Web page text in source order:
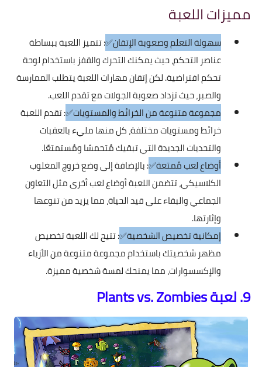
مميزات اللعبة
سهولة التعلم وصعوبة الإتقان✅: تتميز اللعبة ببساطة
عناصر التحكم، حيث يمكنك التحرك والقفز باستخدام لوحة
تحكم افتراضية. لكن إتقان مهارات اللعبة يتطلب الممارسة
والصبر، حيث تزداد صعوبة الجولات مع تقدم اللعب.
مجموعة متنوعة من الخرائط والمستويات✅: تقدم اللعبة
خرائط ومستويات مختلفة، كل منها مليء بالعقبات
والتحديات الجديدة التي تبقيك مُتحمسًا ومُستمتعًا.
أوضاع لعب مُمتعة✅: بالإضافة إلى وضع خروج المغلوب
الكلاسيكي، تتضمن اللعبة أوضاع لعب أخرى مثل التعاون
الجماعي والبقاء على قيد الحياة، مما يزيد من تنوعها
وإثارتها.
إمكانية تخصيص الشخصية✅: تتيح لك اللعبة تخصيص
مظهر شخصيتك باستخدام مجموعة متنوعة من الأزياء
والإكسسوارات، مما يمنحك لمسة شخصية مميزة.
9. لعبة Plants vs. Zombies